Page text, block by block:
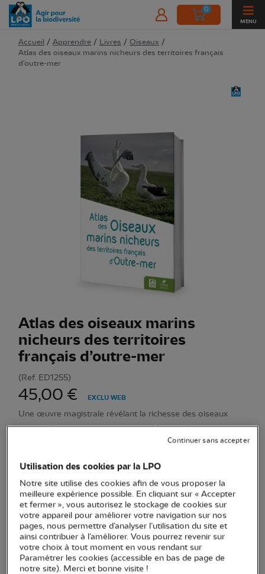
0
MENU
Accueil / Apprendre / Livres / Oiseaux /
Atlas des oiseaux marins nicheurs des territoires français
d’outre-mer
Atlas des oiseaux marins
nicheurs des territoires
français d’outre-mer
(Ref. ED1255)
45,00 € EXCLU WEB
Une œuvre magistrale révélant la richesse des oiseaux
marins ultramarins, un incontournable pour les amoureux
Quantité
En stock
Ajouter au panier
Utilisation des cookies par la LPO
Notre site utilise des cookies afin de vous proposer la
meilleure expérience possible. En cliquant sur « Accepter
et fermer », vous autorisez le stockage de cookies sur
votre appareil pour améliorer votre navigation sur nos
pages, nous permettre d’analyser l’utilisation du site et
ainsi contribuer à l’améliorer. Vous pourrez revenir sur
votre choix à tout moment en vous rendant sur
Paramétrer les cookies (accessible en bas de page de
notre site). Merci et bonne visite !
Continuer sans accepter